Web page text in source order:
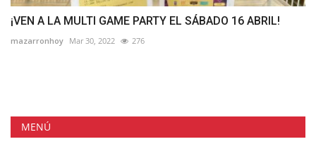
¡VEN A LA MULTI GAME PARTY EL SÁBADO 16 ABRIL!
mazarronhoy Mar 30, 2022 276
MENÚ